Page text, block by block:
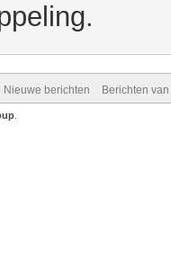
Nieuwe berichten Berichten